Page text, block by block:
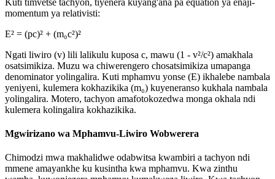
momentum ya relativisti:
E² = (pc)² + (m₀c²)²
Ngati liwiro (v) lili lalikulu kuposa c, mawu (1 - v²/c²) amakhala
osatsimikiza. Muzu wa chiwerengero chosatsimikiza umapanga
denominator yolingalira. Kuti mphamvu yonse (E) ikhalebe nambala
yeniyeni, kulemera kokhazikika (m₀) kuyeneranso kukhala nambala
yolingalira. Motero, tachyon amafotokozedwa monga okhala ndi
kulemera kolingalira kokhazikika.
Mgwirizano wa Mphamvu-Liwiro Wobwerera
Chimodzi mwa makhalidwe odabwitsa kwambiri a tachyon ndi
mmene amayankhe ku kusintha kwa mphamvu. Kwa zinthu